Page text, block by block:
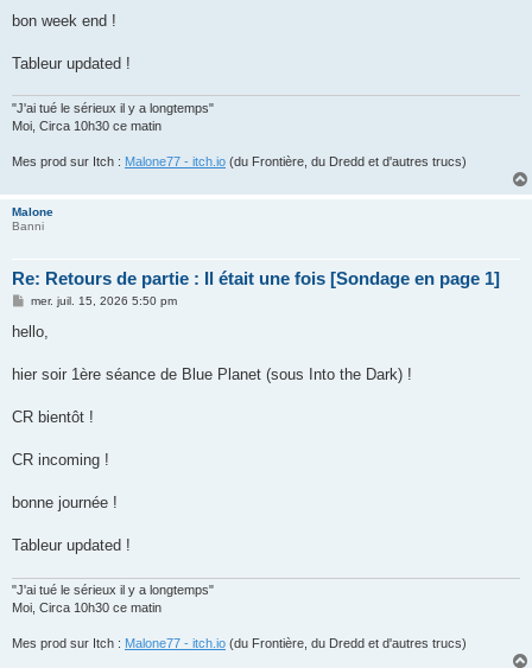
bon week end !
Tableur updated !
"J'ai tué le sérieux il y a longtemps"
Moi, Circa 10h30 ce matin
Mes prod sur Itch : Malone77 - itch.io (du Frontière, du Dredd et d'autres trucs)
Malone
Banni
Re: Retours de partie : Il était une fois [Sondage en page 1]
M
s
g
mer. juil. 15, 2026 5:50 pm
hello,
hier soir 1ère séance de Blue Planet (sous Into the Dark) !
CR bientôt !
CR incoming !
bonne journée !
Tableur updated !
"J'ai tué le sérieux il y a longtemps"
Moi, Circa 10h30 ce matin
Mes prod sur Itch : Malone77 - itch.io (du Frontière, du Dredd et d'autres trucs)